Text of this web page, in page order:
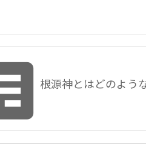
根源神とはどのよう